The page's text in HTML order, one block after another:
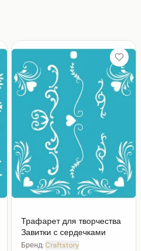
Трафарет для творчества
Завитки с сердечками
Бренд:Craftstory